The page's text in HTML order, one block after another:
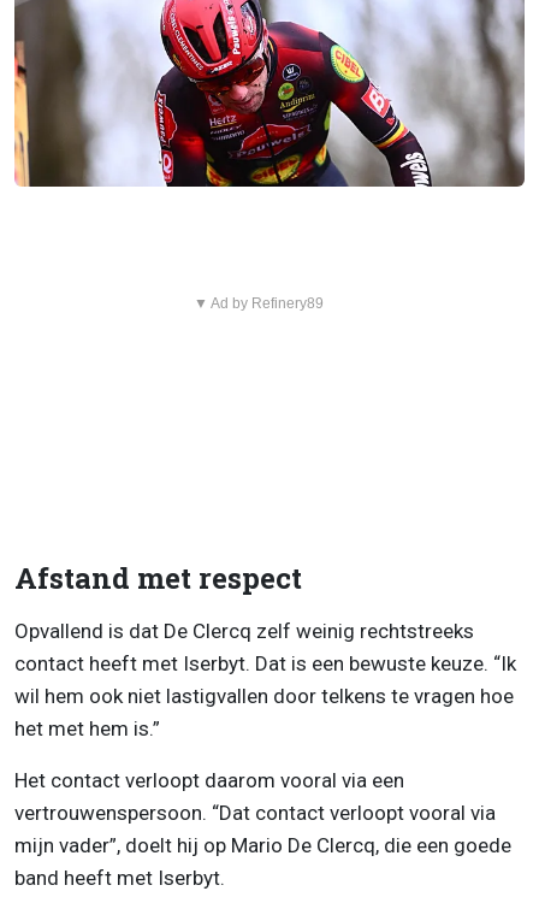
▼ Ad by Refinery89
Afstand met respect
Opvallend is dat De Clercq zelf weinig rechtstreeks
contact heeft met Iserbyt. Dat is een bewuste keuze. “Ik
wil hem ook niet lastigvallen door telkens te vragen hoe
het met hem is.”
Het contact verloopt daarom vooral via een
vertrouwenspersoon. “Dat contact verloopt vooral via
mijn vader”, doelt hij op Mario De Clercq, die een goede
band heeft met Iserbyt.